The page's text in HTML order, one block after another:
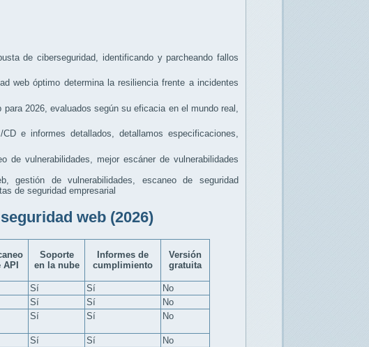
de ciberseguridad, identificando y parcheando fallos
web óptimo determina la resiliencia frente a incidentes
2026, evaluados según su eficacia en el mundo real,
e informes detallados, detallamos especificaciones,
de vulnerabilidades, mejor escáner de vulnerabilidades
gestión de vulnerabilidades, escaneo de seguridad
de seguridad empresarial
web (2026)
API
Soporte
en la nube
Informes de
cumplimiento
Versión
gratuita
Sí Sí
No
Sí Sí
No
Sí Sí No
Sí Sí
No